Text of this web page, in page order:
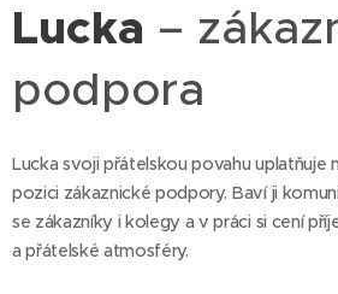
Lucka –
podpora
Lucka svoji přátelskou povahu uplatňuje
pozici zákaznické podpory. Baví ji
se zákazníky i kolegy a v práci si cení
a přátelské atmosféry.